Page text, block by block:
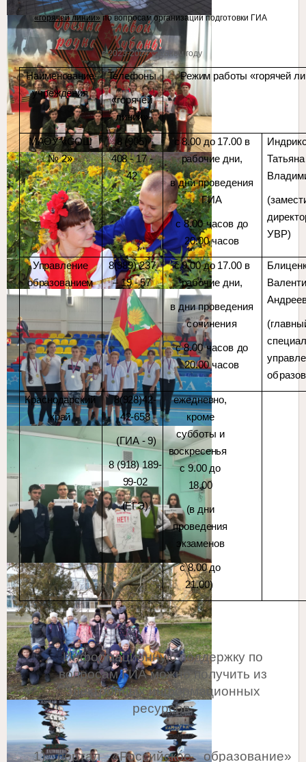
«горячей линии»по вопросам организации подготовки ГИА
в 2023-2024 учебном году
Наименование
учреждения
Телефоны
«горячей
линии»
Режим работы «горячей
МАОУ «СОШ
№ 2»
8 (905)
408 - 17 -
42
с 8.00 до 17.00 в
рабочие дни,
в дни проведения
ГИА
с 8.00 часов до
20.00 часов
Татьяна
УВР)
Управление
образованием
8(989) 237
– 19 - 57
с 9.00 до 17.00 в
рабочие дни,
в дни проведения
сочинения
с 8.00 часов до
20.00 часов
Краснодарский
край
8(928)42-
42-658
(ГИА - 9)
8 (918) 189-
99-02
(ЕГЭ)
ежедневно,
кроме
субботы и
воскресенья
с 9.00 до
18.00
(в дни
проведения
экзаменов
с 8.00 до
21.00)
Информационную поддержку по
вопросам ГИА можно получить из
электронных информационных
ресурсов:
1) портал «Российское образование»